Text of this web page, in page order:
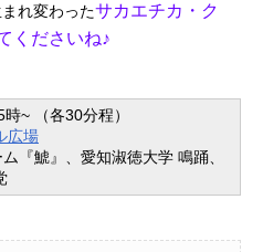
れ変わったサカエチカ・ク
くださいね♪
~ （各30分程）
広場
『鯱』、愛知淑徳大学 鳴踊、